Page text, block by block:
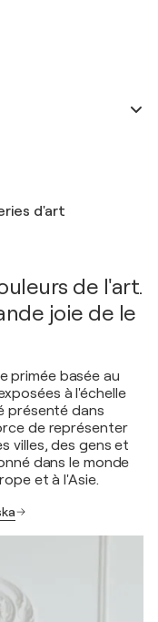
d'art
de l'art.
joie de le
primée basée au
à l'échelle
présenté dans
de représenter
villes, des gens et
dans le monde
et à l'Asie.